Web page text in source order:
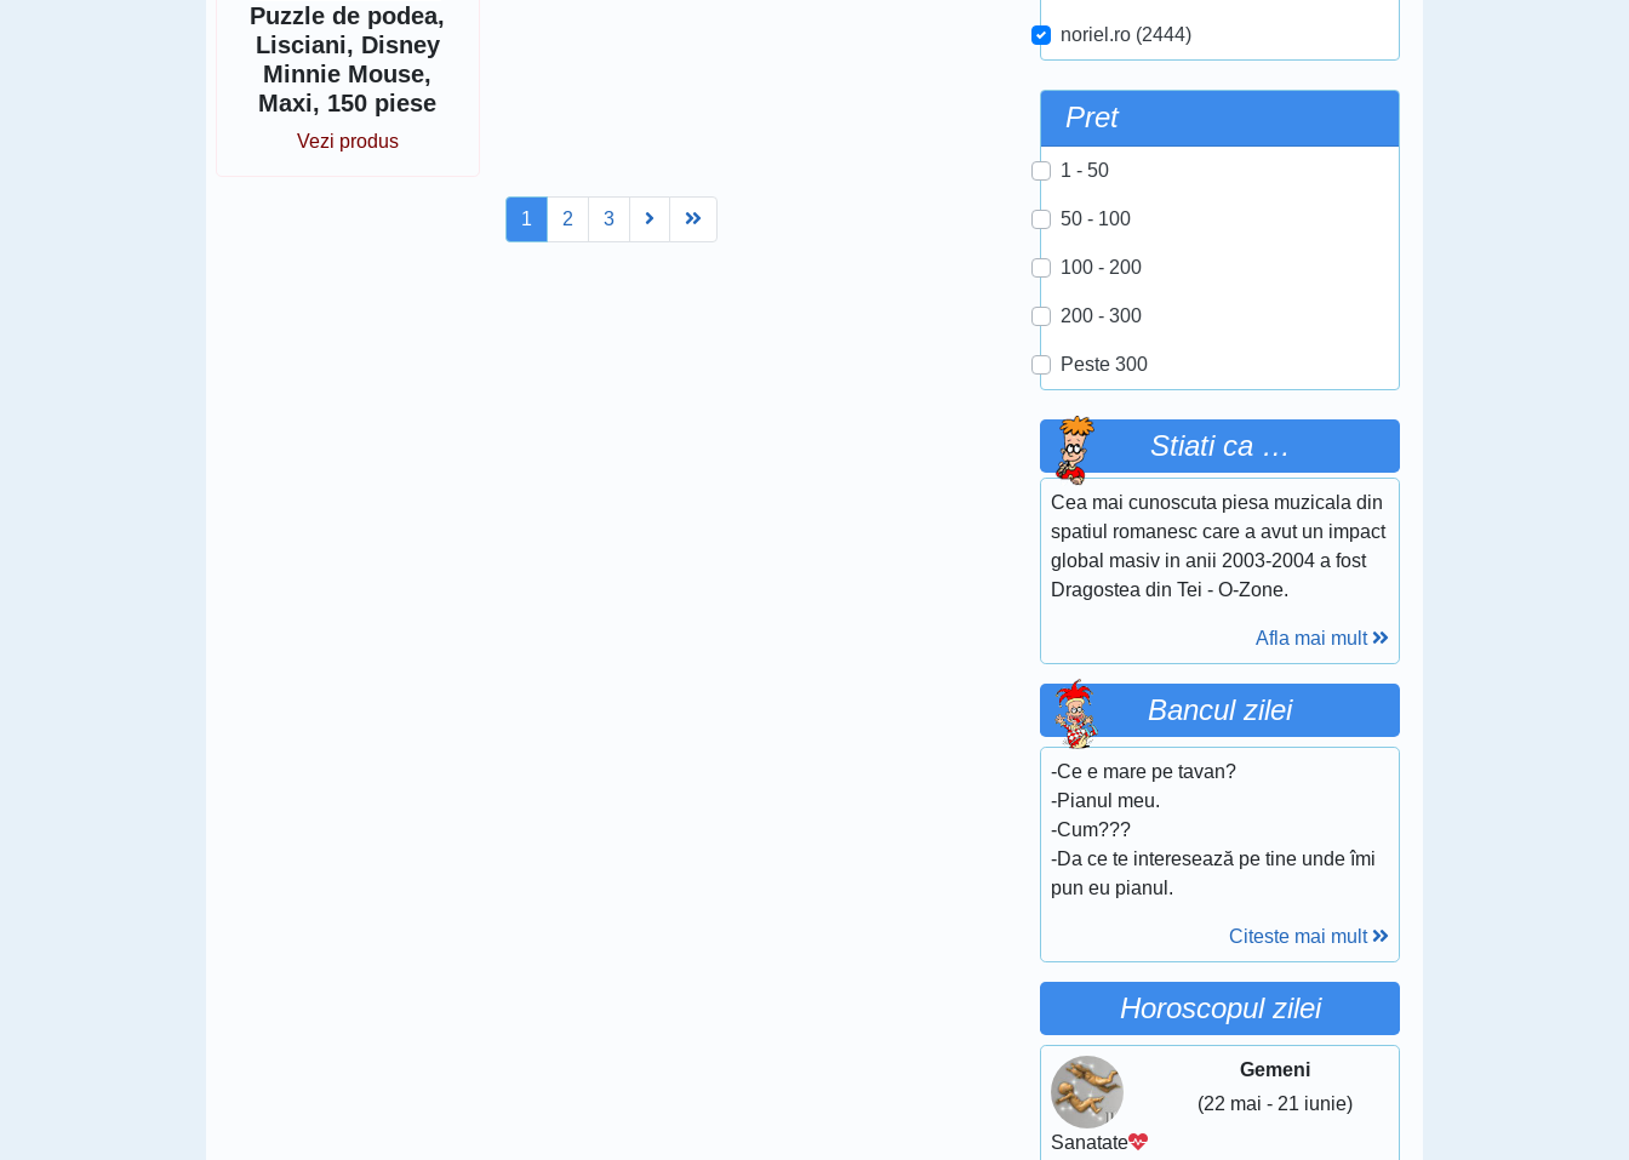
Puzzle de podea,
Lisciani, Disney
Minnie Mouse,
Maxi, 150 piese
Vezi produs
1 2 3 Next
noriel.ro (2444)
Pret
1 - 50
50 - 100
100 - 200
200 - 300
Peste 300
Stiati ca …
Cea mai cunoscuta piesa muzicala din
spatiul romanesc care a avut un impact
global masiv in anii 2003-2004 a fost
Dragostea din Tei - O-Zone.
Afla mai mult
Bancul zilei
-Ce e mare pe tavan?
-Pianul meu.
-Cum???
-Da ce te interesează pe tine unde îmi
pun eu pianul.
Citeste mai mult
Horoscopul zilei
Gemeni
(22 mai - 21 iunie)
Sanatate